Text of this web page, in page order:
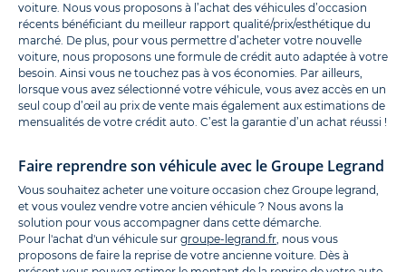
voiture. Nous vous proposons à l’achat des véhicules d’occasion
récents bénéficiant du meilleur rapport qualité/prix/esthétique du
marché. De plus, pour vous permettre d’acheter votre nouvelle
voiture, nous proposons une formule de crédit auto adaptée à votre
besoin. Ainsi vous ne touchez pas à vos économies. Par ailleurs,
lorsque vous avez sélectionné votre véhicule, vous avez accès en un
seul coup d’œil au prix de vente mais également aux estimations de
mensualités de votre crédit auto. C’est la garantie d’un achat réussi !
Faire reprendre son véhicule avec le Groupe Legrand
Vous souhaitez acheter une voiture occasion chez Groupe legrand,
et vous voulez vendre votre ancien véhicule ? Nous avons la
solution pour vous accompagner dans cette démarche.
Pour l'achat d'un véhicule sur groupe-legrand.fr, nous vous
proposons de faire la reprise de votre ancienne voiture. Dès à